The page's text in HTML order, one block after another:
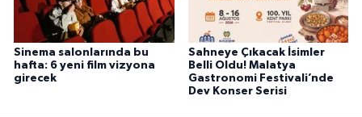
Sinema salonlarında bu
hafta: 6 yeni film vizyona
girecek
Sahneye Çıkacak İsimler
Belli Oldu! Malatya
Gastronomi Festivali’nde
Dev Konser Serisi